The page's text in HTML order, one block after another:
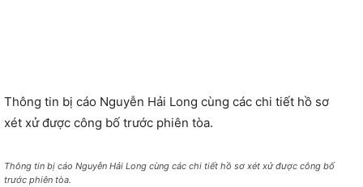
Thông tin bị cáo Nguyễn Hải Long cùng các chi tiết hồ sơ
xét xử được công bố trước phiên tòa.
Thông tin bị cáo Nguyễn Hải Long cùng các chi tiết hồ sơ xét xử được công bố
trước phiên tòa.